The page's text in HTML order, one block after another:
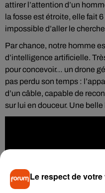
attirer l’attention d’un
la fosse est étroite, elle fait
impossible d’aller le
Par chance, notre homme
d’intelligence artificielle.
pour concevoir… un drone
pas perdu son temps :
d’un câble, capable de
sur lui en douceur. Une belle
Le respect de